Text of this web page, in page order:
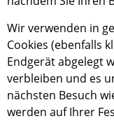
Wir verwenden in
Cookies (ebenfalls
Endgerät abgelegt
verbleiben und es
nächsten Besuch
werden auf Ihrer